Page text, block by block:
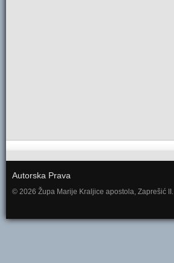
Autorska Prava
© 2026 Župa Marije Kraljice apostola, Zaprešić II.